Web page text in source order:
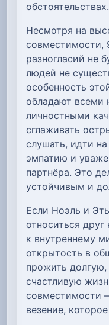
обстоятельствах.
Несмотря на
совместимости,
разногласий не
людей не
особенность
обладают всеми
личностными
сглаживать
слушать, идти
эмпатию и
партнёра. Это
устойчивым и
Если Ноэль и
относиться друг
к внутреннему
открытость в
прожить
счастливую
совместимости
везение,